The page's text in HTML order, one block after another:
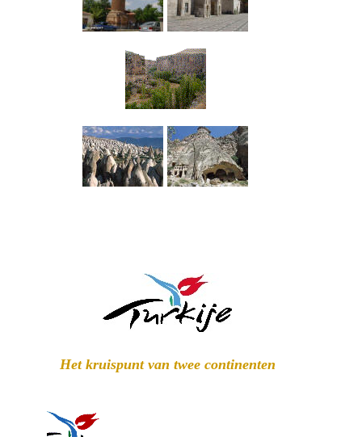
Het kruispunt van twee continenten